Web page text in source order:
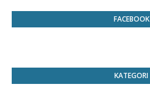
FACEBOOK
KATEGORI